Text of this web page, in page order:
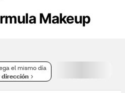
Makeup
el mismo día